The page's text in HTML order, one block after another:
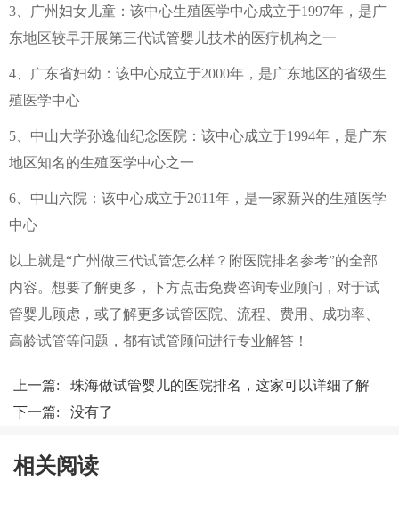
3、广州妇女儿童：该中心生殖医学中心成立于1997年，是广
东地区较早开展第三代试管婴儿技术的医疗机构之一
4、广东省妇幼：该中心成立于2000年，是广东地区的省级生
殖医学中心
5、中山大学孙逸仙纪念医院：该中心成立于1994年，是广东
地区知名的生殖医学中心之一
6、中山六院：该中心成立于2011年，是一家新兴的生殖医学
中心
以上就是“广州做三代试管怎么样？附医院排名参考”的全部
内容。想要了解更多，下方点击免费咨询专业顾问，对于试
管婴儿顾虑，或了解更多试管医院、流程、费用、成功率、
高龄试管等问题，都有试管顾问进行专业解答！
上一篇: 珠海做试管婴儿的医院排名，这家可以详细了解
下一篇: 没有了
相关阅读